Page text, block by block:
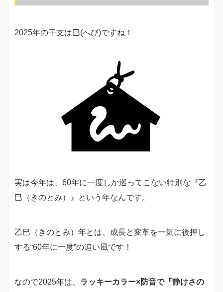
2025年の干支は巳(へび)ですね！
実は今年は、60年に一度しか巡ってこない特別な『乙
巳（きのとみ）』という年なんです。
乙巳（きのとみ）年とは、成長と変革を一気に後押し
する“60年に一度”の追い風です！
なので2025年は、 ラッキーカラー×防音で『静けさの